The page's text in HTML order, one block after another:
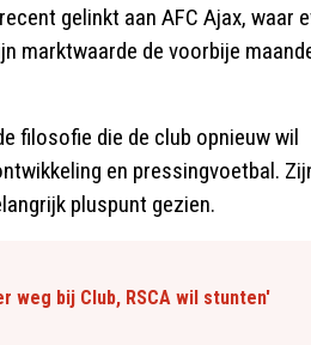
gelinkt aan AFC Ajax, waar
marktwaarde de voorbije
filosofie die de club opnieuw wil
en pressingvoetbal.
pluspunt gezien.
weg bij Club, RSCA wil stunten'